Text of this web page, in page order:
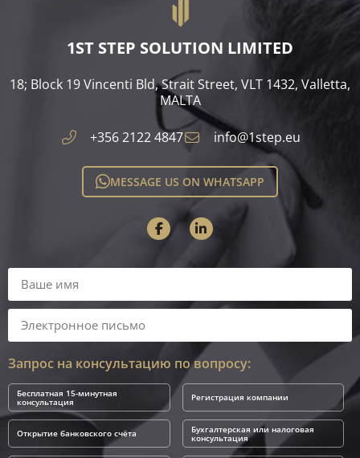
1ST STEP SOLUTION LIMITED
18; Block 19 Vincenti Bld, Strait Street, VLT 1432, Valletta,
MALTA​
+356 2122 4847 info@1step.eu
MESSAGE US ON WHATSAPP
Запрос на консультацию по вопросу:
Бесплатная 15-минутная
консультация Регистрация компании
Открытие банковского счёта Бухгалтерская или налоговая
консультация